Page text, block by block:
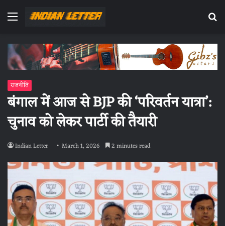
Menu
राजनीति
बंगाल में आज से BJP की ‘परिवर्तन यात्रा’:
चुनाव को लेकर पार्टी की तैयारी
Indian Letter March 1, 2026 2 minutes read